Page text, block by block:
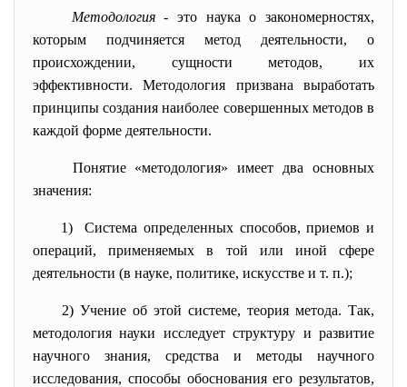
Методология- это наука о закономерностях,
которым подчиняется метод деятельности, о
происхождении, сущности методов, их
эффективности. Методология призвана выработать
принципы создания наиболее совершенных методов в
каждой форме деятельности.
Понятие «методология» имеет два основных
значения:
1) Система определенных способов, приемов и
операций, применяемых в той или иной сфере
деятельности (в науке, политике, искусстве и т. п.);
2) Учение об этой системе, теория метода. Так,
методология науки исследует структуру и развитие
научного знания, средства и методы научного
исследования, способы обоснования его результатов,